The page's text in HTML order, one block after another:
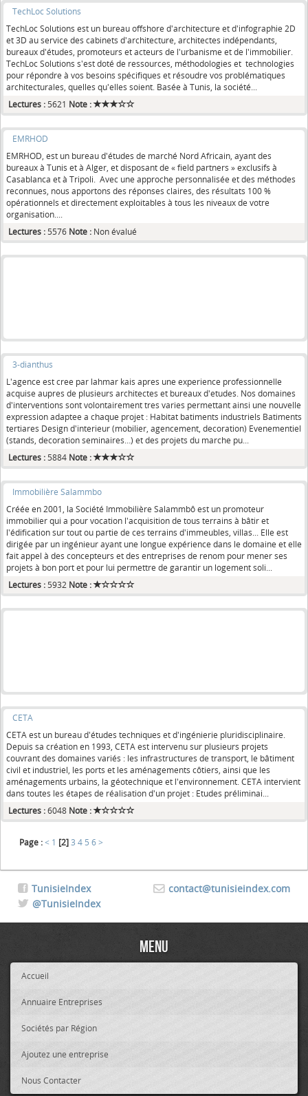
TechLoc Solutions
TechLoc Solutions est un bureau offshore d'architecture et d'infographie 2D
et 3D au service des cabinets d'architecture, architectes indépendants,
bureaux d'études, promoteurs et acteurs de l'urbanisme et de l'immobilier.
TechLoc Solutions s'est doté de ressources, méthodologies et technologies
pour répondre à vos besoins spécifiques et résoudre vos problématiques
architecturales, quelles qu'elles soient. Basée à Tunis, la société...
Lectures :5621 Note :
EMRHOD
EMRHOD, est un bureau d'études de marché Nord Africain, ayant des
bureaux à Tunis et à Alger, et disposant de « field partners » exclusifs à
Casablanca et à Tripoli. Avec une approche personnalisée et des méthodes
reconnues, nous apportons des réponses claires, des résultats 100 %
opérationnels et directement exploitables à tous les niveaux de votre
organisation....
Lectures :5576 Note : Non évalué
3-dianthus
L'agence est cree par lahmar kais apres une experience professionnelle
acquise aupres de plusieurs architectes et bureaux d'etudes. Nos domaines
d'interventions sont volontairement tres varies permettant ainsi une nouvelle
expression adaptee a chaque projet : Habitat batiments industriels Batiments
tertiares Design d'interieur (mobilier, agencement, decoration) Evenementiel
(stands, decoration seminaires…) et des projets du marche pu...
Lectures :5884 Note :
Immobilière Salammbo
Créée en 2001, la Société Immobilière Salammbô est un promoteur
immobilier qui a pour vocation l'acquisition de tous terrains à bâtir et
l'édification sur tout ou partie de ces terrains d'immeubles, villas... Elle est
dirigée par un ingénieur ayant une longue expérience dans le domaine et elle
fait appel à des concepteurs et des entreprises de renom pour mener ses
projets à bon port et pour lui permettre de garantir un logement soli...
Lectures :5932 Note :
CETA
CETA est un bureau d'études techniques et d'ingénierie pluridisciplinaire.
Depuis sa création en 1993, CETA est intervenu sur plusieurs projets
couvrant des domaines variés : les infrastructures de transport, le bâtiment
civil et industriel, les ports et les aménagements côtiers, ainsi que les
aménagements urbains, la géotechnique et l'environnement. CETA intervient
dans toutes les étapes de réalisation d'un projet : Etudes préliminai...
Lectures :6048 Note :
Page : < 1 [2] 3 4 5 6 >
contact@tunisieindex.com
TunisieIndex
@TunisieIndex
Menu
Accueil
Annuaire Entreprises
Sociétés par Région
Ajoutez une entreprise
Nous Contacter